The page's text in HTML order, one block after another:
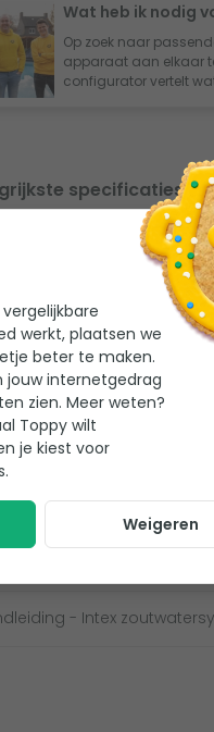
Wat heb ik nodig
Op zoek naar
apparaat aan elkaar
configurator vertelt
specificaties
Max inhoud zwembad
Doorstroombeveiliging
Spanning
aansluiting
- Intex
werkt, plaatsen we
beter te maken.
jouw internetgedrag
zien. Meer weten?
Toppy wilt
je kiest voor
Weigeren